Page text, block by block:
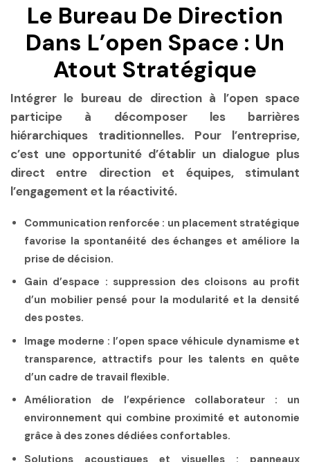
Le Bureau De Direction
Dans L’open Space : Un
Atout Stratégique
Intégrer le bureau de direction à l’open space
participe à décomposer les barrières
hiérarchiques traditionnelles. Pour l’entreprise,
c’est une opportunité d’établir un dialogue plus
direct entre direction et équipes, stimulant
l’engagement et la réactivité.
Communication renforcée : un placement stratégique
favorise la spontanéité des échanges et améliore la
prise de décision.
Gain d’espace : suppression des cloisons au profit
d’un mobilier pensé pour la modularité et la densité
des postes.
Image moderne : l’open space véhicule dynamisme et
transparence, attractifs pour les talents en quête
d’un cadre de travail flexible.
Amélioration de l’expérience collaborateur : un
environnement qui combine proximité et autonomie
grâce à des zones dédiées confortables.
Solutions acoustiques et visuelles : panneaux